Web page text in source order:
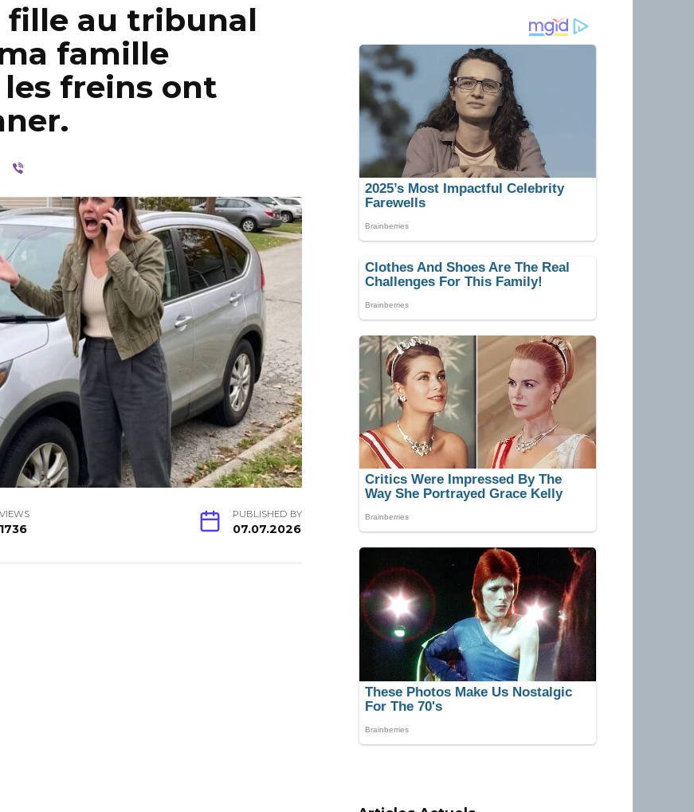
fille au tribunal
famille
freins ont
VIEWS
1736
PUBLISHED BY
07.07.2026